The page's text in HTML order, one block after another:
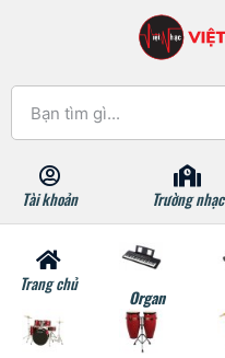
Tài khoản Trường nhạc
Trang chủ
Organ